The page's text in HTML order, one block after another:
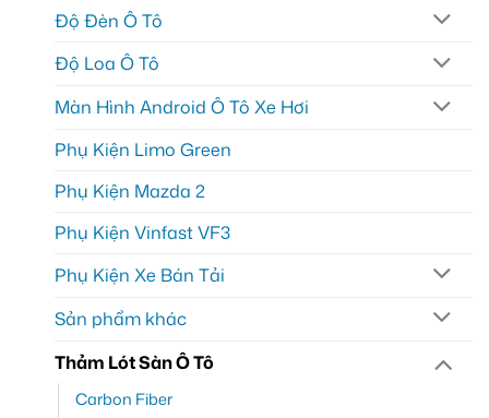
Độ Đèn Ô Tô
Độ Loa Ô Tô
Màn Hình Android Ô Tô Xe Hơi
Phụ Kiện Limo Green
Phụ Kiện Mazda 2
Phụ Kiện Vinfast VF3
Phụ Kiện Xe Bán Tải
Sản phẩm khác
Thảm Lót Sàn Ô Tô
Carbon Fiber